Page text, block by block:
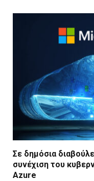
Σε δημόσια
συνέχιση του
Azure